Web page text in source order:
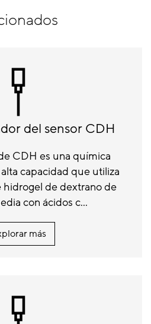
del sensor CDH
CDH es una química
capacidad que utiliza
hidrogel de dextrano de
con ácidos c...
más